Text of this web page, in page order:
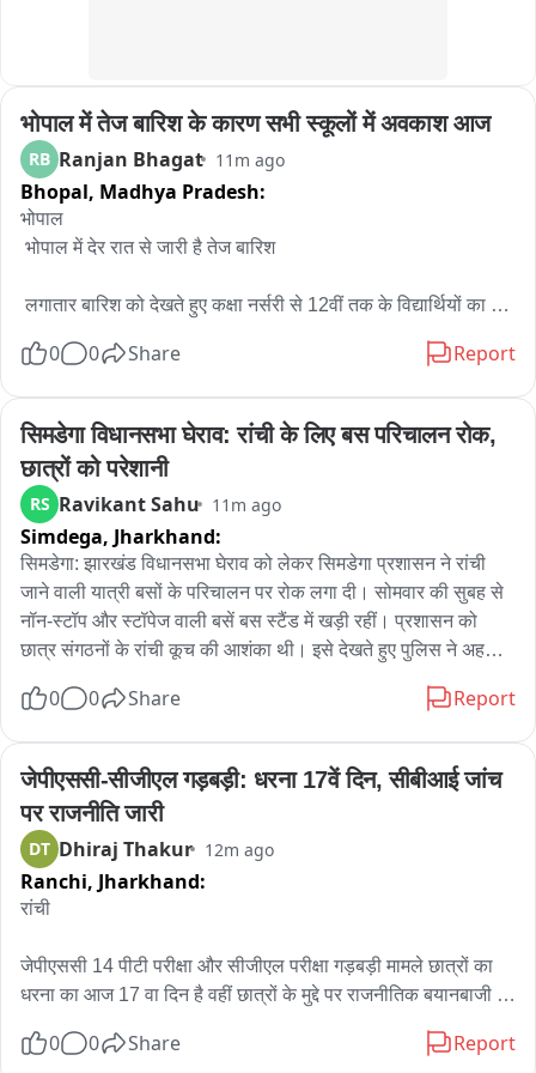
भोपाल में तेज बारिश के कारण सभी स्कूलों में अवकाश आज
RB Ranjan Bhagat 11m ago
Bhopal, Madhya Pradesh:
भोपाल
भोपाल में देर रात से जारी है तेज बारिश
लगातार बारिश को देखते हुए कक्षा नर्सरी से 12वीं तक के विद्यार्थियों का
लागू
कलेक्टर के निर्देश पर जिला शिक्षा अधिकारी ने जारी किया अवकाश का
आदेश
बारिश से बढ़ी लोगों की परेशानी
स्कूलों में अवकाश, लेकिन शिक्षक-कर्मचारियों को समय पर स्कूल पहुंचना
होगा सुनिश्चित
0 0 Share Report
सिमडेगा विधानसभा घेराव: रांची के लिए बस परिचालन रोक,
छात्रों को परेशानी
RS Ravikant Sahu 11m ago
Simdega, Jharkhand:
सिमडेगा: झारखंड विधानसभा घेराव को लेकर सिमडेगा प्रशासन ने रांची
जाने वाली यात्री बसों के परिचालन पर रोक लगा दी। सोमवार की सुबह से
नॉन-स्टॉप और स्टॉपेज वाली बसें बस स्टैंड में खड़ी रहीं। प्रशासन को
छात्र संगठनों के रांची कूच की आशंका थी। इसे देखते हुए पुलिस ने अहले
अभियान चलाया। रांची जाने वाले कई छोटे वाहनों को भी जांच के बाद वापस
जाने वाले छात्र-छात्राओं और आम यात्रियों को काफी परेशानी हुई। सुबह
करीब 70 बसों का परिचालन प्रभावित रहा।
0 0 Share Report
जेपीएससी-सीजीएल गड़बड़ी: धरना 17वें दिन, सीबीआई जांच
पर राजनीति जारी
DT Dhiraj Thakur 12m ago
Ranchi, Jharkhand:
रांची
जेपीएससी 14 पीटी परीक्षा और सीजीएल परीक्षा गड़बड़ी मामले छात्रों का
धरना का आज 17 वा दिन है वहीं छात्रों के मुद्दे पर राजनीतिक बयानबाजी
0 0 Share Report